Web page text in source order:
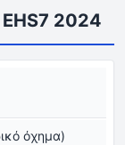
2024
όχημα)